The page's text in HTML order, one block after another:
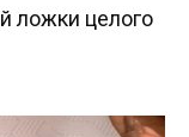
ложки целого